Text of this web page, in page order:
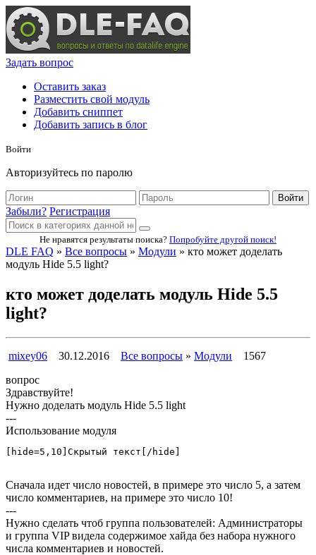
Задать вопрос
Оставить заказ
Разместить свой модуль
Добавить сниппет
Добавить запись в блог
Войти
Авторизуйтесь по паролю
Войти
Забыли? Регистрация
Не нравятся результаты поиска? Попробуйте другой поиск!
DLE FAQ » Все вопросы » Модули » кто может доделать
модуль Hide 5.5 light?
кто может доделать модуль Hide 5.5
light?
mixey06 30.12.2016 Все вопросы » Модули
1567
вопрос
Здравствуйте!
Нужно доделать модуль Hide 5.5 light
---
Использование модуля
[hide=5,10]Скрытый текст[/hide]
Cначала идет число новостей, в примере это число 5, а затем
число комментариев, на примере это число 10!
---
Нужно сделать чтоб группа пользователей: Администраторы
и группа VIP видела содержимое хайда без набора нужного
числа комментариев и новостей.